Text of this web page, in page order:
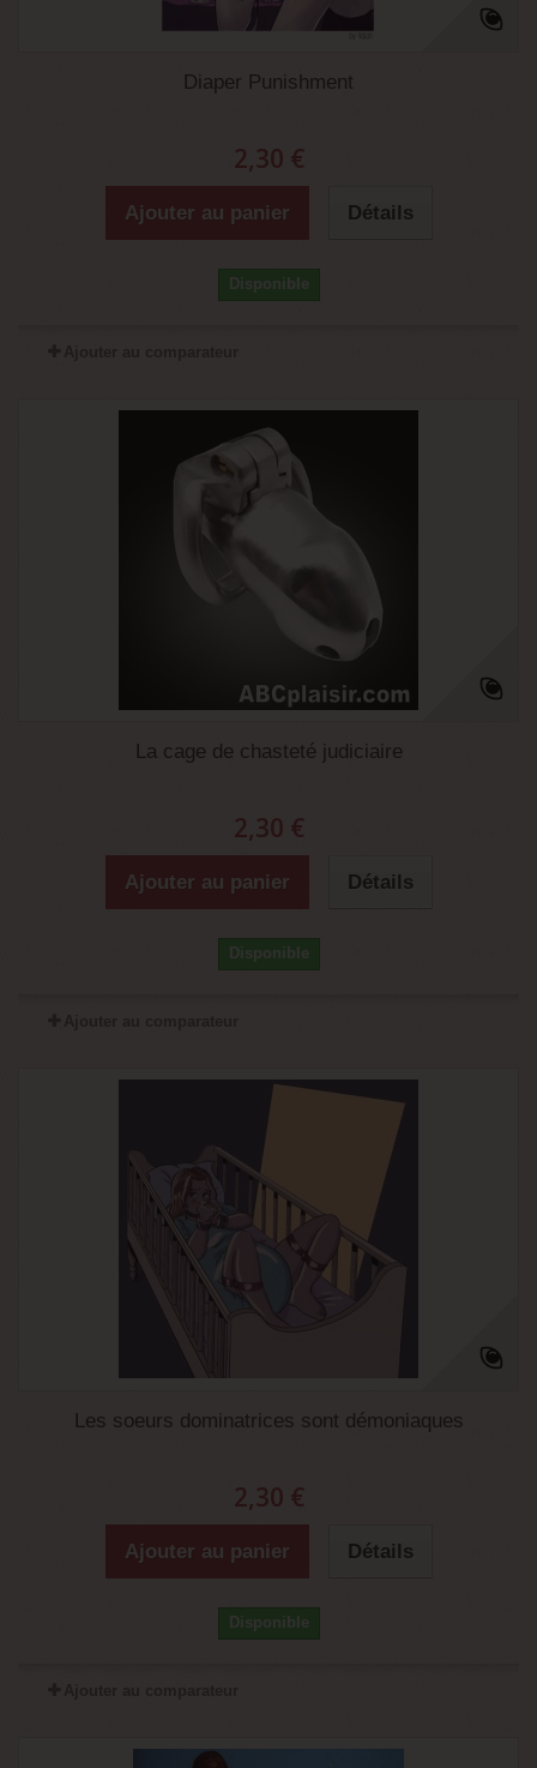
Diaper Punishment
2,30 €
Ajouter au panier Détails
Disponible
La cage de chasteté judiciaire
2,30 €
Ajouter au panier Détails
Disponible
Les soeurs dominatrices sont démoniaques
2,30 €
Ajouter au panier Détails
Disponible